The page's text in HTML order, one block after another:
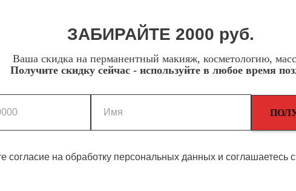
ЗАБИРАЙТЕ 2000 руб.
Ваша скидка на перманентный макияж, косметологию,
Получите скидку сейчас - используйте в любое время
согласие на обработку персональных данных и соглашаетесь